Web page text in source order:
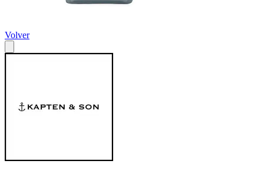
Volver